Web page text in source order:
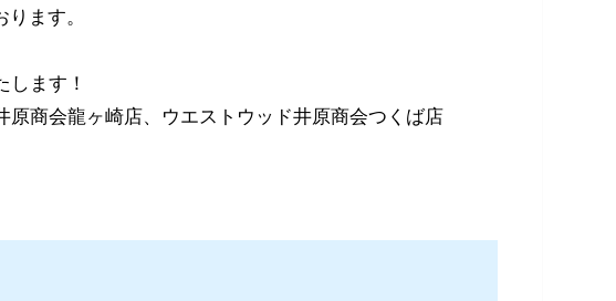
しております。
します！
商会龍ヶ崎店、ウエストウッド井原商会つくば店